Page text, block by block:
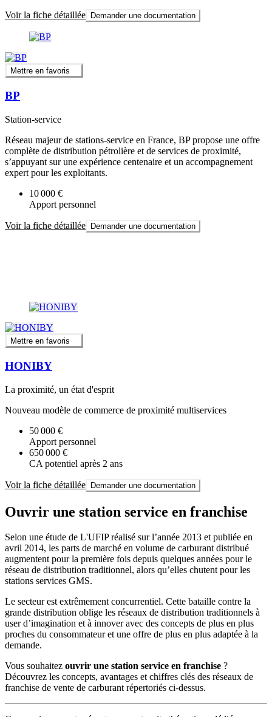
Voir la fiche détaillée Demander une documentation
Mettre en favoris
BP
Station-service
Réseau majeur de stations-service en France, BP propose une offre
complète de distribution pétrolière et de services de proximité,
s’appuyant sur une expérience centenaire et un accompagnement
expert pour les exploitants.
10 000 €
Apport personnel
Voir la fiche détaillée Demander une documentation
Mettre en favoris
HONIBY
La proximité, un état d'esprit
Nouveau modèle de commerce de proximité multiservices
50 000 €
Apport personnel
650 000 €
CA potentiel après 2 ans
Voir la fiche détaillée Demander une documentation
Ouvrir une station service en franchise
Selon une étude de L'UFIP réalisé sur l’année 2013 et publiée en
avril 2014, les parts de marché en volume de carburant distribué
augmentent pour la première fois depuis quelques années pour le
réseau de distribution traditionnel, alors qu’elles chutent pour les
stations services GMS.
Le secteur est extrêmement concurrentiel. Cette bataille contre la
grande distribution oblige les réseaux de distribution traditionnels à
user d’imagination et à innover avec des concepts de plus en plus
proches du consommateur et une offre de plus en plus adaptée à la
demande.
Vous souhaitez ouvrir une station service en franchise ?
Découvrez les concepts, avantages et chiffres clés des réseaux de
franchise de vente de carburant répertoriés ci-dessus.